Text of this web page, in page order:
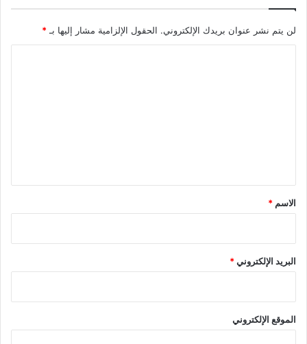
لن يتم نشر عنوان بريدك الإلكتروني. الحقول الإلزامية مشار إليها بـ *
*
الاسم *
البريد الإلكتروني*
الموقع الإلكتروني